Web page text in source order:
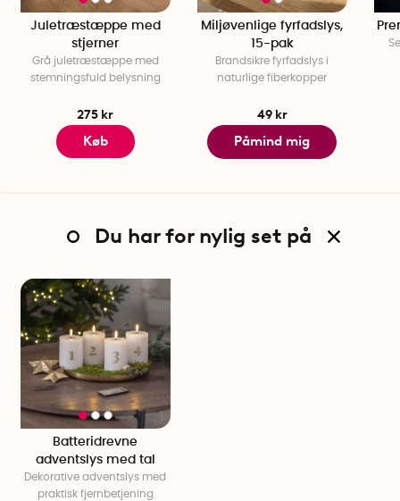
Juletræstæppe med
stjerner
Grå juletræstæppe med
stemningsfuld belysning
275 kr
Køb
Miljøvenlige fyrfadslys,
15-pak
Brandsikre fyrfadslys i
naturlige fiberkopper
49 kr
Påmind mig
Du har for nylig set på
Batteridrevne
adventslys med tal
Dekorative adventslys med
praktisk fjernbetjening